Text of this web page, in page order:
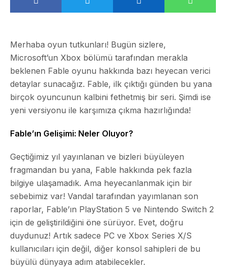
Merhaba oyun tutkunları! Bugün sizlere,
Microsoft’un Xbox bölümü tarafından merakla
beklenen Fable oyunu hakkında bazı heyecan verici
detaylar sunacağız. Fable, ilk çıktığı günden bu yana
birçok oyuncunun kalbini fethetmiş bir seri. Şimdi ise
yeni versiyonu ile karşımıza çıkma hazırlığında!
Fable’ın Gelişimi: Neler Oluyor?
Geçtiğimiz yıl yayınlanan ve bizleri büyüleyen
fragmandan bu yana, Fable hakkında pek fazla
bilgiye ulaşamadık. Ama heyecanlanmak için bir
sebebimiz var! Vandal tarafından yayımlanan son
raporlar, Fable’ın PlayStation 5 ve Nintendo Switch 2
için de geliştirildiğini öne sürüyor. Evet, doğru
duydunuz! Artık sadece PC ve Xbox Series X/S
kullanıcıları için değil, diğer konsol sahipleri de bu
büyülü dünyaya adım atabilecekler.